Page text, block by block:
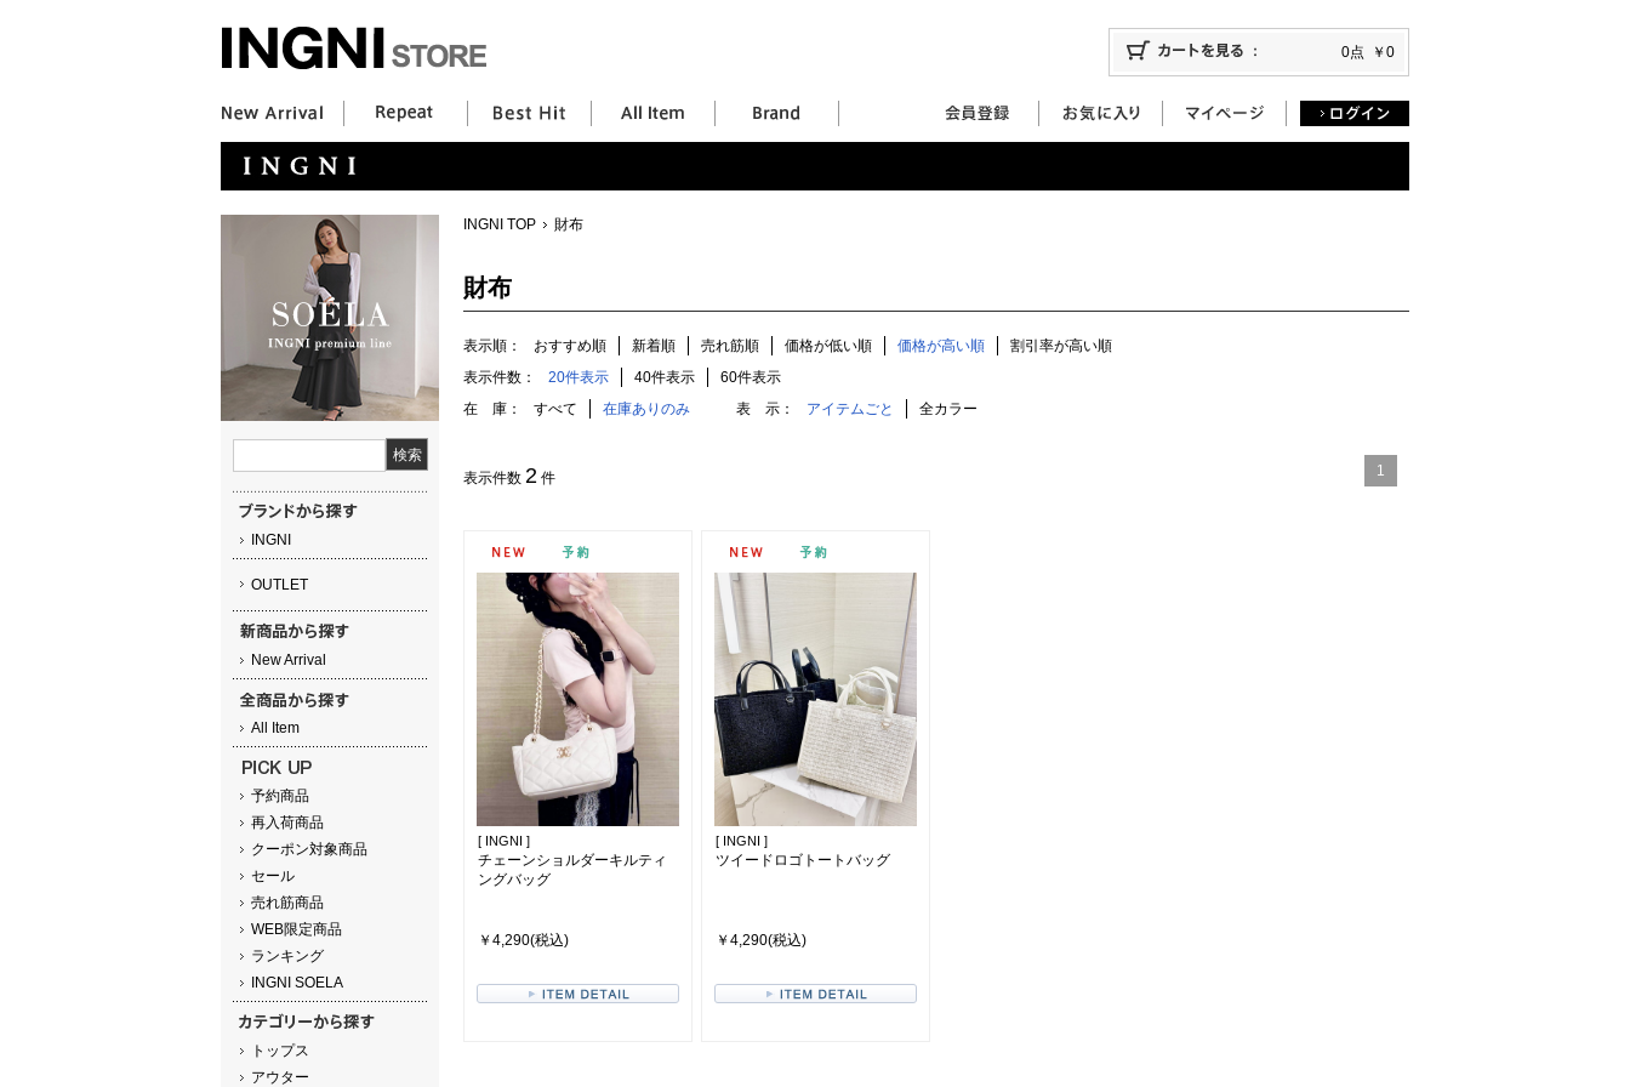
0点 ￥0
INGNI
OUTLET
New Arrival
All Item
予約商品
再入荷商品
クーポン対象商品
セール
売れ筋商品
WEB限定商品
ランキング
INGNI SOELA
トップス
アウター
INGNI TOP 財布
財布
表示順： おすすめ順 新着順 売れ筋順 価格が低い順 価格が高い順
割引率が高い順
表示件数：
20件表示 40件表示
60件表示
在 庫：
すべて 在庫ありのみ 表 示： アイテムごと 全カラー
表示件数 2 件 1
[ INGNI ]
チェーンショルダーキルティ
ングバッグ
￥4,290(税込)
[ INGNI ]
ツイードロゴトートバッグ
￥4,290(税込)